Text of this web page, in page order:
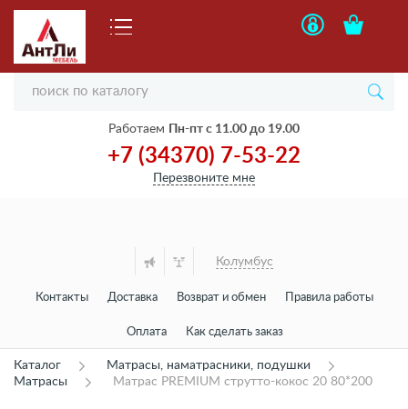
Работаем Пн-пт с 11.00 до 19.00
+7 (34370) 7-53-22
Перезвоните мне
Колумбус
Контакты Доставка Возврат и обмен Правила работы
Оплата Как сделать заказ
Каталог
Матрасы, наматрасники, подушки
Матрасы
Матрас PREMIUM струтто-кокос 20 80*200